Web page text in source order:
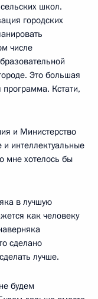
школ.
городских
числе
Это большая
Кстати,
и Министерство
и интеллектуальные
мне хотелось бы
в лучшую
как человеку
сделано
лучше.
будем